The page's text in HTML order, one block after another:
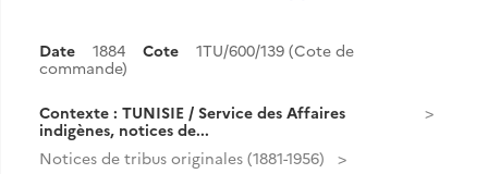
Date 1884 Cote
1TU/600/139 (Cote de
commande)
Contexte : TUNISIE / Service des Affaires
indigènes, notices de...
Notices de tribus originales (1881-1956)